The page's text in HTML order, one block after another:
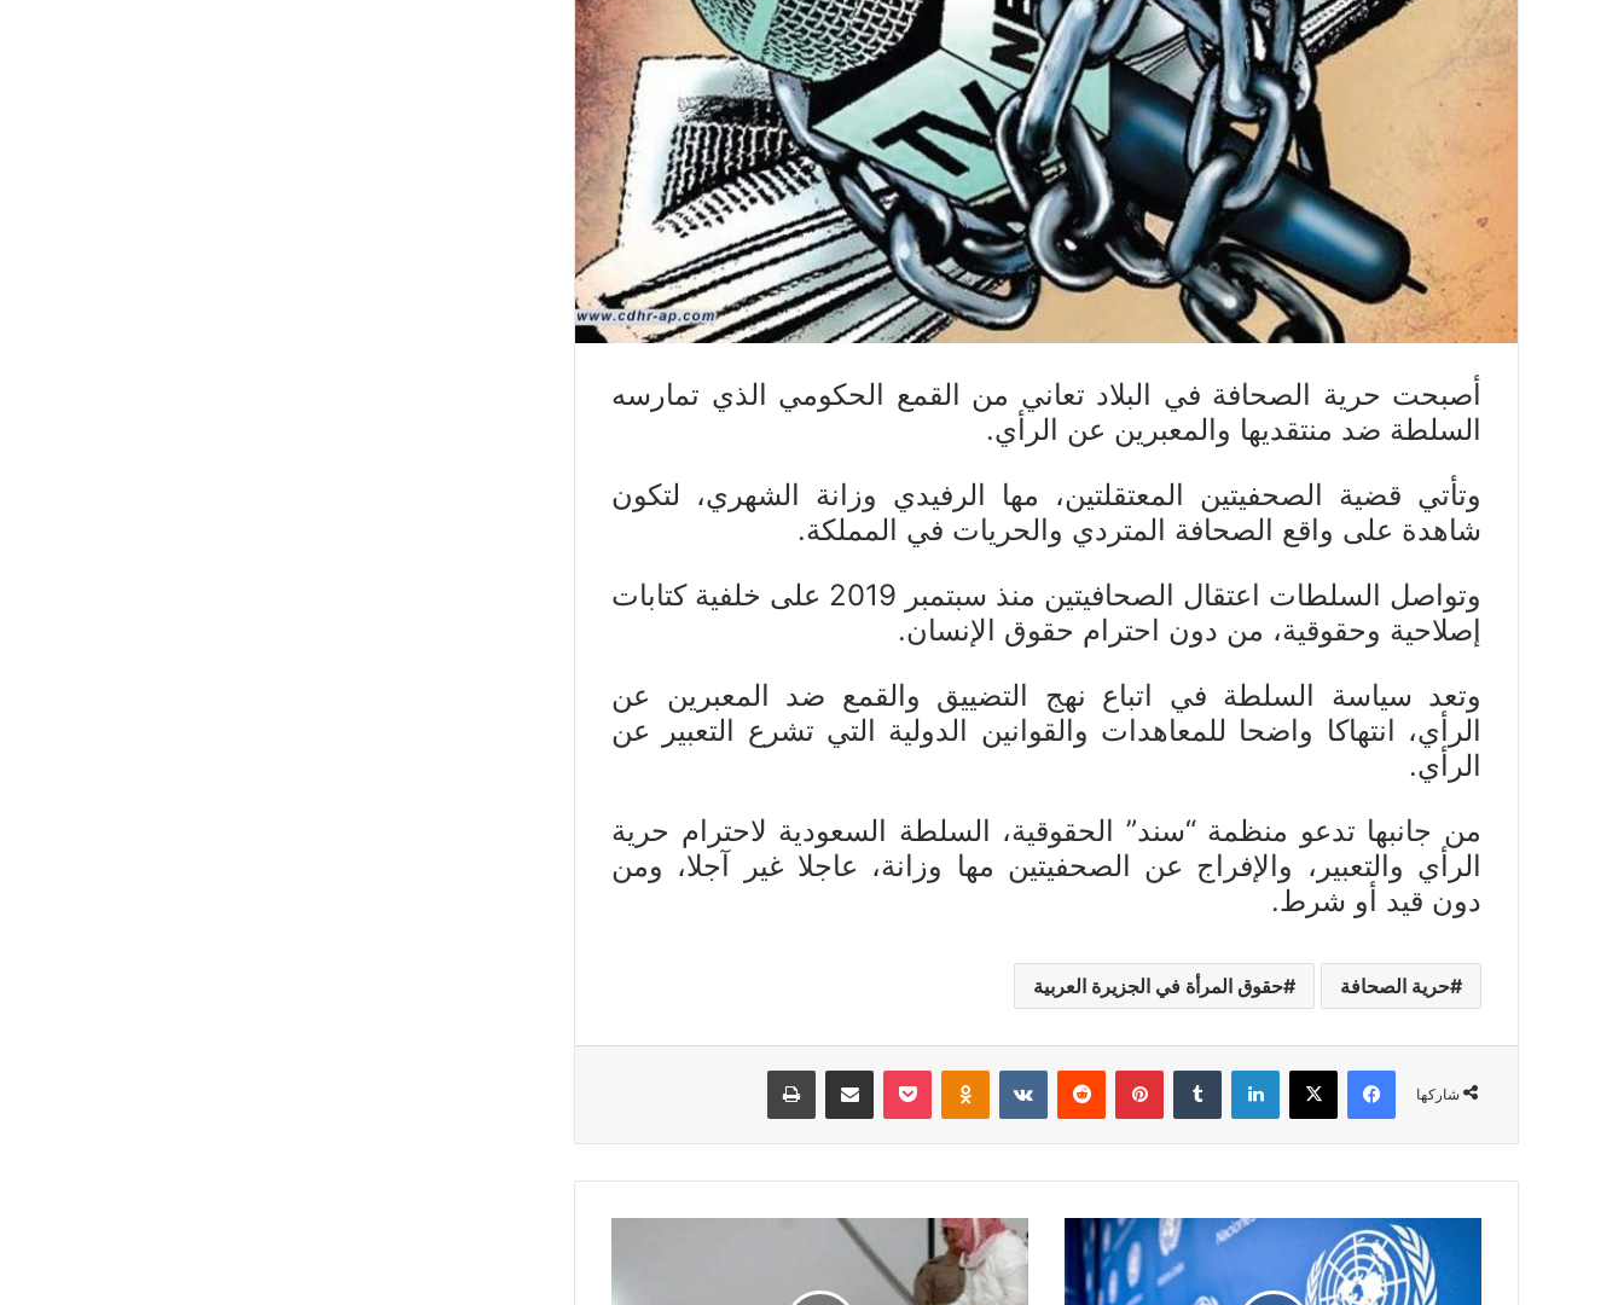
أصبحت حرية الصحافة في البلاد تعاني من القمع الحكومي الذي تمارسه
السلطة ضد منتقديها والمعبرين عن الرأي.
وتأتي قضية الصحفيتين المعتقلتين، مها الرفيدي وزانة الشهري، لتكون
شاهدة على واقع الصحافة المتردي والحريات في المملكة.
وتواصل السلطات اعتقال الصحافيتين منذ سبتمبر 2019 على خلفية كتابات
إصلاحية وحقوقية، من دون احترام حقوق الإنسان.
وتعد سياسة السلطة في اتباع نهج التضييق والقمع ضد المعبرين عن
الرأي، انتهاكا واضحا للمعاهدات والقوانين الدولية التي تشرع التعبير عن
الرأي.
من جانبها تدعو منظمة “سند” الحقوقية، السلطة السعودية لاحترام حرية
الرأي والتعبير، والإفراج عن الصحفيتين مها وزانة، عاجلا غير آجلا، ومن
دون قيد أو شرط.
حرية الصحافة حقوق المرأة في الجزيرة العربية
شاركها
فيسبوك X لينكدإن بينتيريست Odnoklassniki
بوكيت مشاركة عبر البريد طباعة